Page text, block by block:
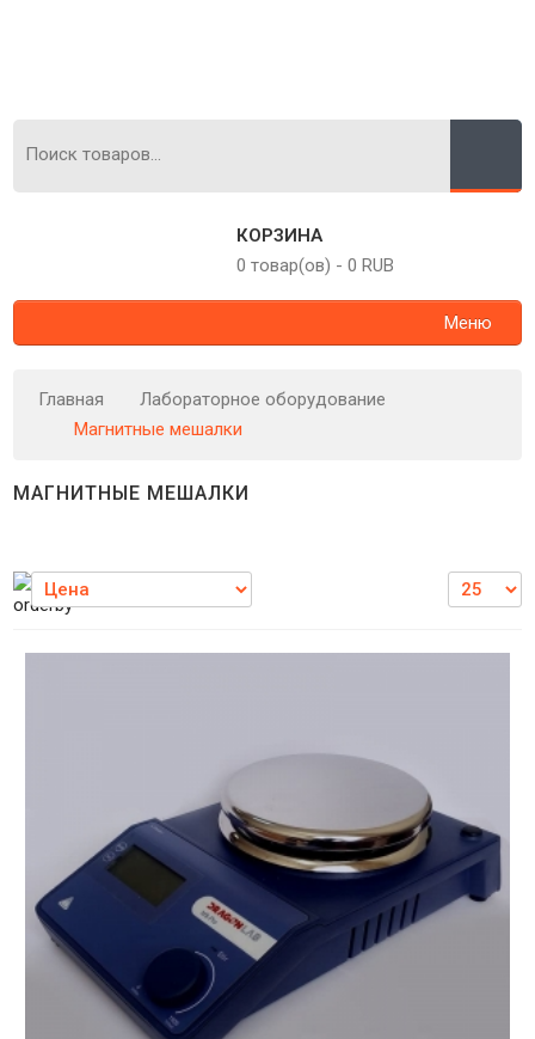
КОРЗИНА
0 товар(ов) - 0 RUB
Меню
Главная
Лабораторное оборудование
Магнитные мешалки
МАГНИТНЫЕ МЕШАЛКИ